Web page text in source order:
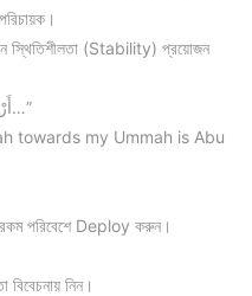
স্থিতিশীলতা (Stability) প্রয়োজন
হাদিসে এসেছে: “أَرْحَمُ أُمَّتِي بِأُمَّتِي أَبُو بَكْرٍ…”
towards my Ummah is Abu
পরিবেশে Deploy করুন।
বিবেচনায় নিন।